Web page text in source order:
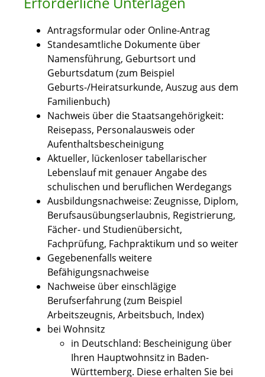
Antragsformular oder Online-Antrag
Standesamtliche Dokumente über
Namensführung, Geburtsort und
Geburtsdatum (zum Beispiel
Geburts-/Heiratsurkunde, Auszug aus dem
Familienbuch)
Nachweis über die Staatsangehörigkeit:
Reisepass, Personalausweis oder
Aufenthaltsbescheinigung
Aktueller, lückenloser tabellarischer
Lebenslauf mit genauer Angabe des
schulischen und beruflichen Werdegangs
Ausbildungsnachweise: Zeugnisse, Diplom,
Berufsausübungserlaubnis, Registrierung,
Fächer- und Studienübersicht,
Fachprüfung, Fachpraktikum und so weiter
Gegebenenfalls weitere
Befähigungsnachweise
Nachweise über einschlägige
Berufserfahrung (zum Beispiel
Arbeitszeugnis, Arbeitsbuch, Index)
bei Wohnsitz
in Deutschland: Bescheinigung über
Ihren Hauptwohnsitz in Baden-
Württemberg. Diese erhalten Sie bei